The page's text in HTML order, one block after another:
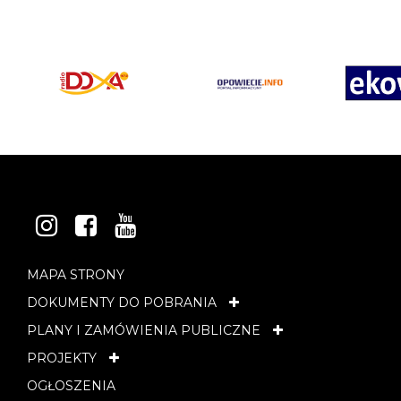
INSTAGRAM
FACEBOOK
YOUTUBE
MAPA STRONY
DOKUMENTY DO POBRANIA
PLANY I ZAMÓWIENIA PUBLICZNE
PROJEKTY
OGŁOSZENIA